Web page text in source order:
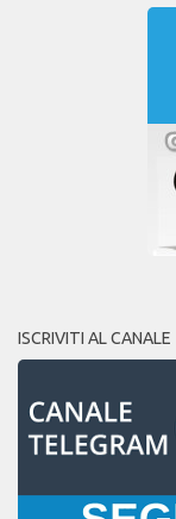
ISCRIVITI AL CANALE